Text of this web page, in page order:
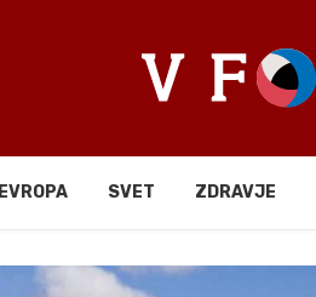
EVROPA SVET ZDRAVJE